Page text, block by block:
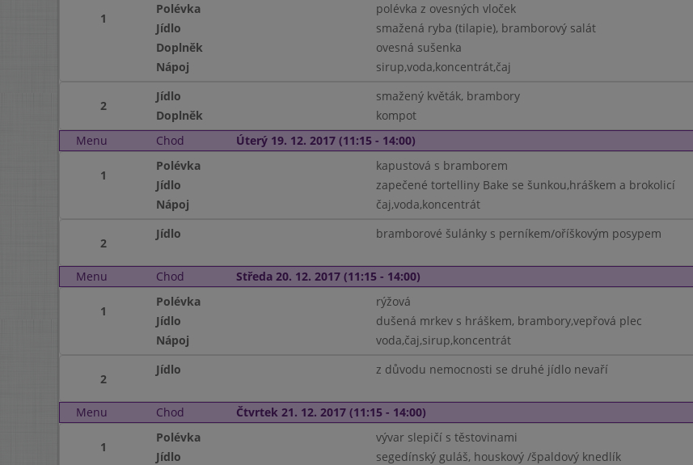
1
Polévka polévka z ovesných vloček
Jídlo
smažená ryba (tilapie), bramborový salát
Doplněk
ovesná sušenka
Nápoj
sirup,voda,koncentrát,čaj
2
Jídlo
smažený květák, brambory
Doplněk
kompot
Menu
Chod Úterý 19. 12. 2017 (11:15 - 14:00)
1
Polévka kapustová s bramborem
Jídlo
zapečené tortelliny Bake se šunkou,hráškem a brokolicí
Nápoj
čaj,voda,koncentrát
2
Jídlo bramborové šulánky s perníkem/oříškovým posypem
Menu Chod Středa 20. 12. 2017 (11:15 - 14:00)
1
Polévka rýžová
Jídlo
dušená mrkev s hráškem, brambory,vepřová plec
Nápoj
voda,čaj,sirup,koncentrát
2
Jídlo z důvodu nemocnosti se druhé jídlo nevaří
Menu Chod Čtvrtek 21. 12. 2017 (11:15 - 14:00)
1
Polévka vývar slepičí s těstovinami
Jídlo
segedínský guláš, houskový /špaldový knedlík